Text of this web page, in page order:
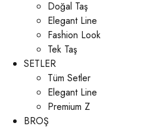
Doğal Taş
Elegant Line
Fashion Look
Tek Taş
SETLER
Tüm Setler
Elegant Line
Premium Z
BROŞ